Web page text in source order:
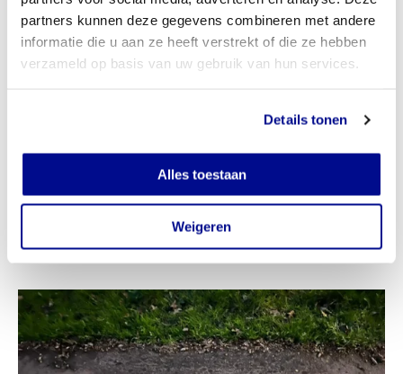
partners kunnen deze gegevens combineren met andere
informatie die u aan ze heeft verstrekt of die ze hebben
verzameld op basis van uw gebruik van hun services.
Details tonen
Alles toestaan
Weigeren